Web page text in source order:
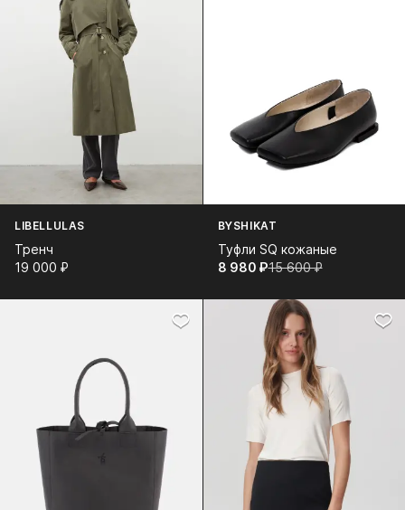
LIBELLULAS
Тренч
19 000⁠ ⁠₽
BYSHIKAT
Туфли SQ кожаные
8 980⁠ ⁠₽15 600⁠ ⁠₽